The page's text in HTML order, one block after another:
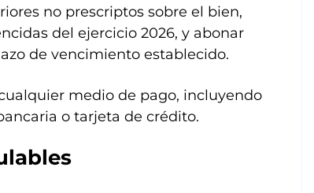
no prescriptos sobre el bien,
del ejercicio 2026, y abonar
de vencimiento establecido.
medio de pago, incluyendo
o tarjeta de crédito.